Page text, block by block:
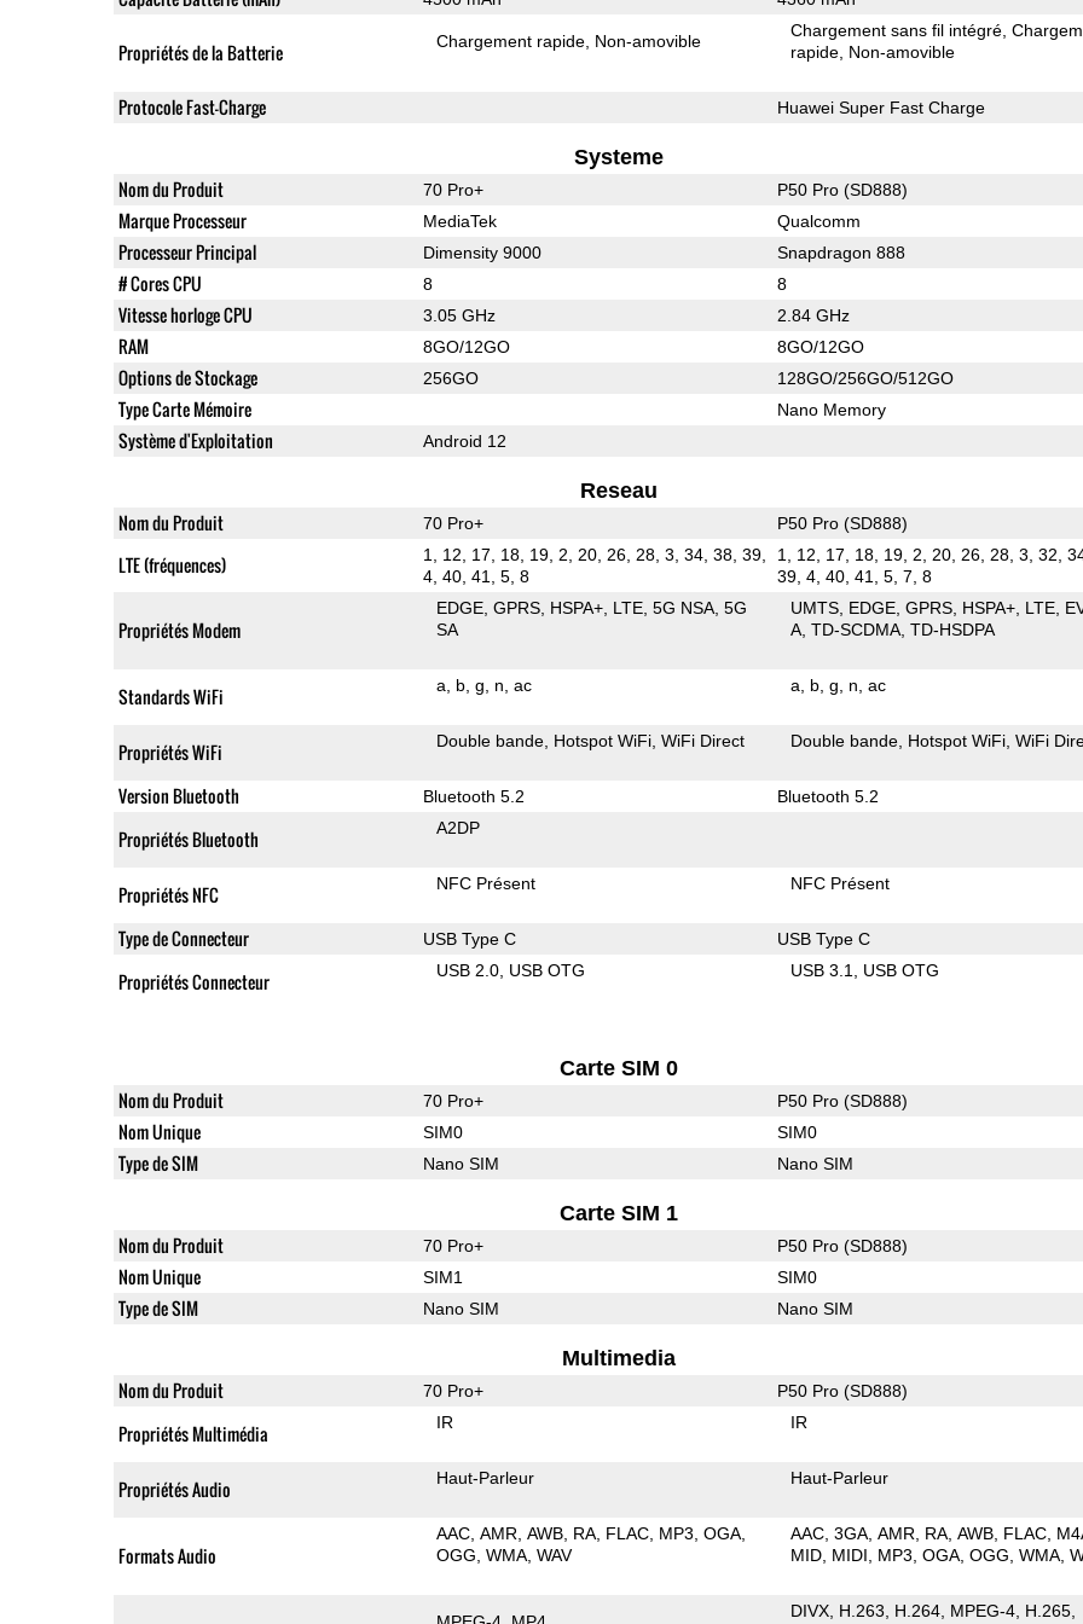
Propriétés de la Batterie Chargement rapide Non-amovible
Chargement sans fil intégré
rapide Non-amovible
Protocole Fast-Charge Huawei Super Fast Charge
Systeme
Nom du Produit 70 Pro+ P50 Pro (SD888)
Marque Processeur MediaTek Qualcomm
Processeur Principal Dimensity 9000 Snapdragon 888
# Cores CPU 8 8
Vitesse horloge CPU 3.05 GHz 2.84 GHz
RAM 8GO/12GO 8GO/12GO
Options de Stockage 256GO 128GO/256GO/512GO
Type Carte Mémoire Nano Memory
Système d'Exploitation Android 12
Reseau
Nom du Produit 70 Pro+ P50 Pro (SD888)
LTE (fréquences)
1, 12, 17, 18, 19, 2, 20, 26, 28, 3, 34, 38, 39,
4, 40, 41, 5, 8
1, 12, 17, 18, 19, 2, 20, 26, 28, 3, 32,
39, 4, 40, 41, 5, 7, 8
Propriétés Modem
EDGE GPRS HSPA+ LTE 5G NSA 5G
SA
UMTS EDGE GPRS HSPA+ LTE
A TD-SCDMA TD-HSDPA
Standards WiFi a b g n ac a b g n ac
Propriétés WiFi Double bande Hotspot WiFi WiFi Direct Double bande Hotspot WiFi WiFi
Version Bluetooth Bluetooth 5.2 Bluetooth 5.2
Propriétés Bluetooth A2DP
Propriétés NFC NFC Présent NFC Présent
Type de Connecteur USB Type C USB Type C
Propriétés Connecteur USB 2.0 USB OTG USB 3.1 USB OTG
Carte SIM 0
Nom du Produit 70 Pro+ P50 Pro (SD888)
Nom Unique SIM0 SIM0
Type de SIM Nano SIM Nano SIM
Carte SIM 1
Nom du Produit 70 Pro+ P50 Pro (SD888)
Nom Unique SIM1 SIM0
Type de SIM Nano SIM Nano SIM
Multimedia
Nom du Produit 70 Pro+ P50 Pro (SD888)
Propriétés Multimédia IR IR
Propriétés Audio Haut-Parleur Haut-Parleur
Formats Audio
AAC AMR AWB RA FLAC MP3 OGA
OGG WMA WAV
AAC 3GA AMR RA AWB FLAC
MID MIDI MP3 OGA OGG WMA
DIVX H.263 H.264 MPEG-4 H.265